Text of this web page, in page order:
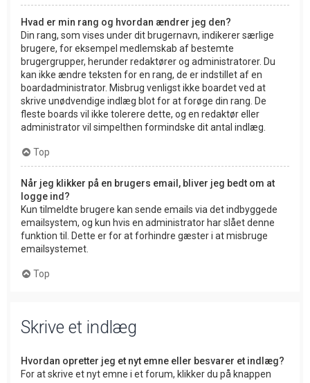
Hvad er min rang og hvordan ændrer jeg den?
Din rang, som vises under dit brugernavn, indikerer særlige
brugere, for eksempel medlemskab af bestemte
brugergrupper, herunder redaktører og administratorer. Du
kan ikke ændre teksten for en rang, de er indstillet af en
boardadministrator. Misbrug venligst ikke boardet ved at
skrive unødvendige indlæg blot for at forøge din rang. De
fleste boards vil ikke tolerere dette, og en redaktør eller
administrator vil simpelthen formindske dit antal indlæg.
Top
Når jeg klikker på en brugers email, bliver jeg bedt om at
logge ind?
Kun tilmeldte brugere kan sende emails via det indbyggede
emailsystem, og kun hvis en administrator har slået denne
funktion til. Dette er for at forhindre gæster i at misbruge
emailsystemet.
Top
Skrive et indlæg
Hvordan opretter jeg et nyt emne eller besvarer et indlæg?
For at skrive et nyt emne i et forum, klikker du på knappen